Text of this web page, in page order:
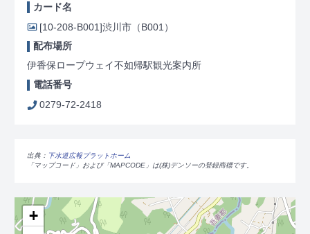
カード名
[10-208-B001]渋川市（B001）
配布場所
伊香保ロープウェイ不如帰駅観光案内所
電話番号
0279-72-2418
出典： 下水道広報プラットホーム
「マップコード」および「MAPCODE」は(株)デンソーの登録商標です。
+